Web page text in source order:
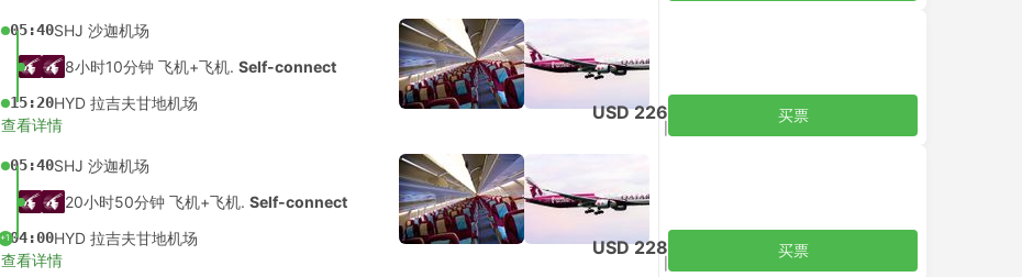
05:40SHJ 沙迦机场
8小时10分钟 飞机+飞机. Self-connect
15:20HYD 拉吉夫甘地机场
查看详情
USD 226 买票
05:40SHJ 沙迦机场
20小时50分钟 飞机+飞机. Self-connect
+104:00HYD 拉吉夫甘地机场
查看详情
USD 228 买票